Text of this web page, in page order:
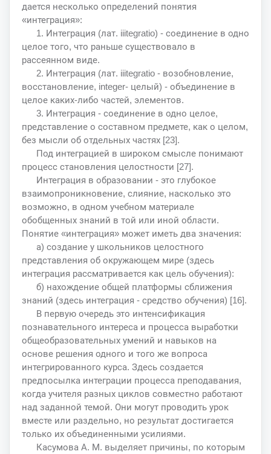
дается несколько определений понятия
«интеграция»:
1. Интеграция (лат. iiitegratio) - соединение в одно
целое того, что раньше существовало в
рассеянном виде.
2. Интеграция (лат. iiitegratio - возобновление,
восстановление, integer- целый) - объединение в
целое каких-либо частей, элементов.
3. Интеграция - соединение в одно целое,
представление о составном предмете, как о целом,
без мысли об отдельных частях [23].
Под интеграцией в широком смысле понимают
процесс становления целостности [27].
Интеграция в образовании - это глубокое
взаимопроникновение, слияние, насколько это
возможно, в одном учебном материале
обобщенных знаний в той или иной области.
Понятие «интеграция» может иметь два значения:
а) создание у школьников целостного
представления об окружающем мире (здесь
интеграция рассматривается как цель обучения):
б) нахождение общей платформы сближения
знаний (здесь интеграция - средство обучения) [16].
В первую очередь это интенсификация
познавательного интереса и процесса выработки
общеобразовательных умений и навыков на
основе решения одного и того же вопроса
интегрированного курса. Здесь создается
предпосылка интеграции процесса преподавания,
когда учителя разных циклов совместно работают
над заданной темой. Они могут проводить урок
вместе или раздельно, но результат достигается
только их объединенными усилиями.
Касумова А. М. выделяет причины, по которым